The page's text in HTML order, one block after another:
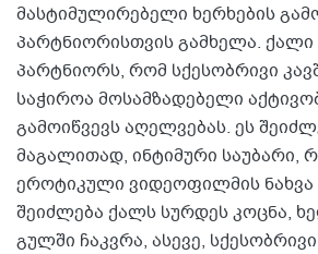
მასტიმულირებელი ხერხების
პარტნიორისთვის გამხელა. ქალი
პარტნიორს, რომ სქესობრივი
საჭიროა მოსამზადებელი
გამოიწვევს აღელვებას. ეს
მაგალითად, ინტიმური საუბარი,
ეროტიკული ვიდეოფილმის ნახვა
შეიძლება ქალს სურდეს კოცნა,
გულში ჩაკვრა, ასევე,